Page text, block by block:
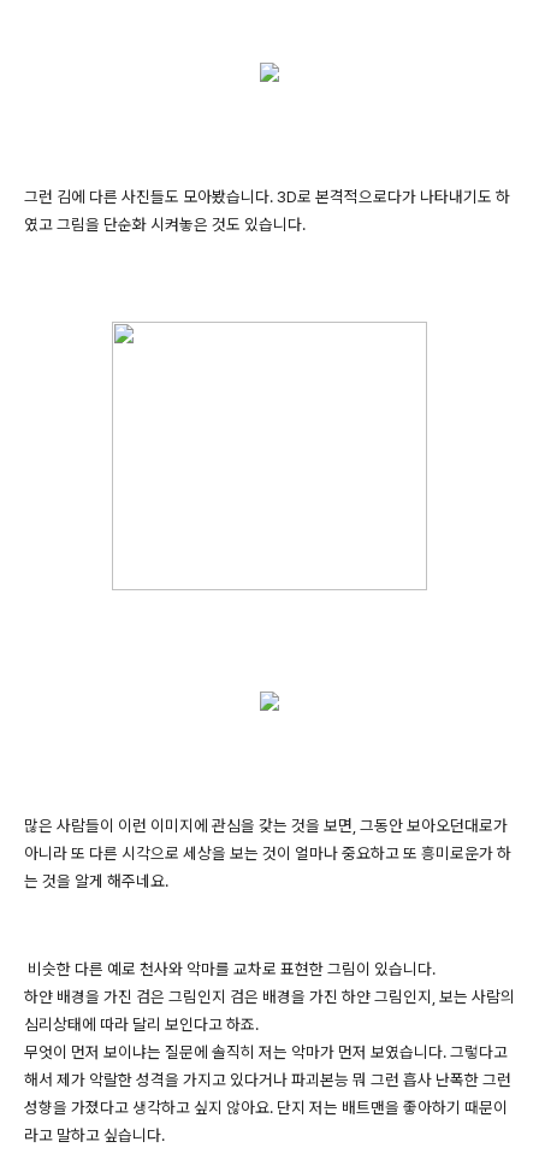
그런 김에 다른 사진들도 모아봤습니다. 3D로 본격적으로다가 나타내기도 하
였고 그림을 단순화 시켜놓은 것도 있습니다.
많은 사람들이 이런 이미지에 관심을 갖는 것을 보면, 그동안 보아오던대로가
아니라 또 다른 시각으로 세상을 보는 것이 얼마나 중요하고 또 흥미로운가 하
는 것을 알게 해주네요.
비슷한 다른 예로 천사와 악마를 교차로 표현한 그림이 있습니다.
하얀 배경을 가진 검은 그림인지 검은 배경을 가진 하얀 그림인지, 보는 사람의
심리상태에 따라 달리 보인다고 하죠.
무엇이 먼저 보이냐는 질문에 솔직히 저는 악마가 먼저 보였습니다. 그렇다고
해서 제가 악랄한 성격을 가지고 있다거나 파괴본능 뭐 그런 흡사 난폭한 그런
성향을 가졌다고 생각하고 싶지 않아요. 단지 저는 배트맨을 좋아하기 때문이
라고 말하고 싶습니다.